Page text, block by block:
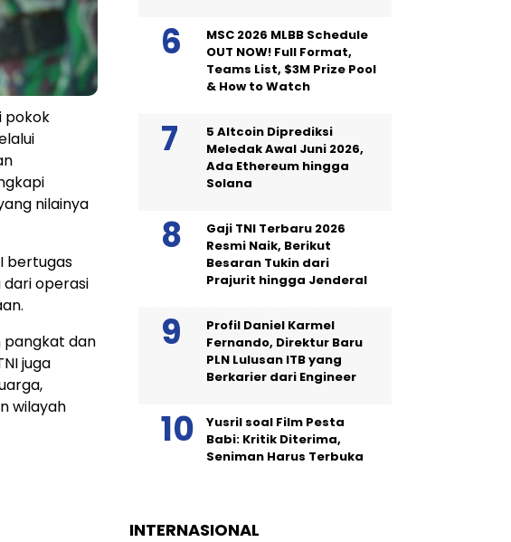
pokok
nilainya
bertugas
dari operasi
pangkat dan
juga
wilayah
MSC 2026 MLBB Schedule
OUT NOW! Full Format,
Teams List, $3M Prize Pool
& How to Watch
5 Altcoin Diprediksi
Meledak Awal Juni 2026,
Ada Ethereum hingga
Solana
Gaji TNI Terbaru 2026
Resmi Naik, Berikut
Besaran Tukin dari
Prajurit hingga Jenderal
Profil Daniel Karmel
Fernando, Direktur Baru
PLN Lulusan ITB yang
Berkarier dari Engineer
Yusril soal Film Pesta
Babi: Kritik Diterima,
Seniman Harus Terbuka
INTERNASIONAL